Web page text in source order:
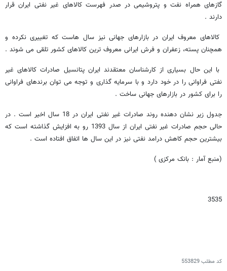
گازهای همراه نفت و پتروشیمی در صدر فهرست کالاهای غیر نفتی ایران قرار
دارند .
کالاهای معروف ایران در بازارهای جهانی نیز سال هاست که تغییری نکرده و
همچنان پسته، زعفران و فرش ایرانی معروف ترین کالاهای کشور تلقی می شوند .
با این حال بسیاری از کارشناسان معتقدند ایران پتانسیل صادرات کالاهای غیر
نفتی فراوانی را در خود دارد و با سرمایه گذاری و توجه می توان برندهای فراوانی
را برای کشور در بازارهای جهانی ساخت .
جدول زیر نشان دهنده روند صادرات غیر نفتی ایران در 18 سال اخیر است . در
حالی حجم صادرات غیر نفتی ایران از سال 1393 رو به افزایش گذاشته است که
بیشترین حجم کاهش درامد نفتی نیز در این سال ها اتفاق افتاده است .
(منبع آمار : بانک مرکزی )
3535
کد مطلب553829